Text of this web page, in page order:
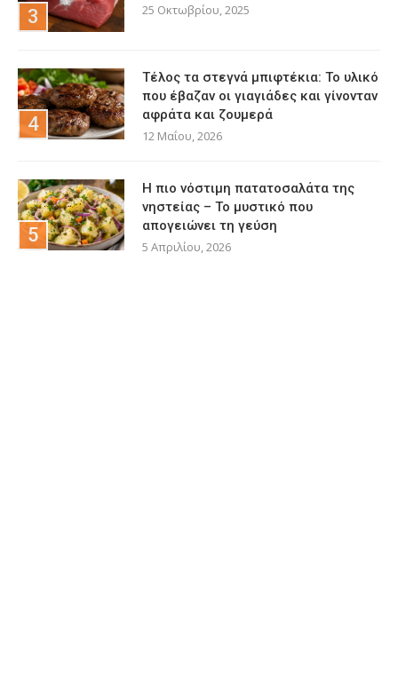
25 Οκτωβρίου, 2025
Τέλος τα στεγνά μπιφτέκια: Το υλικό
που έβαζαν οι γιαγιάδες και γίνονταν
αφράτα και ζουμερά
12 Μαΐου, 2026
Η πιο νόστιμη πατατοσαλάτα της
νηστείας – Το μυστικό που
απογειώνει τη γεύση
5 Απριλίου, 2026